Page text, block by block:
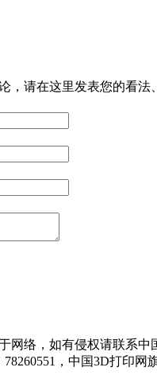
，请在这里发表您的看法
网络，如有侵权请联系中
78260551，中国3D打印网